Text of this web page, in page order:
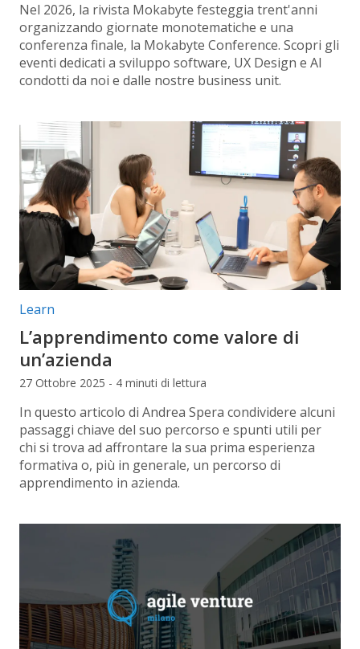
Nel 2026, la rivista Mokabyte festeggia trent'anni
organizzando giornate monotematiche e una
conferenza finale, la Mokabyte Conference. Scopri gli
eventi dedicati a sviluppo software, UX Design e AI
condotti da noi e dalle nostre business unit.
Categorie articolo:
Learn
L’apprendimento come valore di
un’azienda
27 Ottobre 2025 - 4 minuti di lettura
In questo articolo di Andrea Spera condividere alcuni
passaggi chiave del suo percorso e spunti utili per
chi si trova ad affrontare la sua prima esperienza
formativa o, più in generale, un percorso di
apprendimento in azienda.